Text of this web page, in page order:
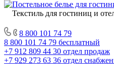
Текстиль для гостиниц и
8 800 101 74 79
8 800 101 74 79 бесплатный
+7 912 809 44 30 отдел продаж
+7 929 273 63 36 отдел